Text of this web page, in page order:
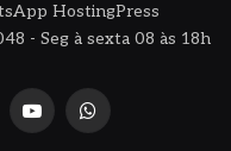
HostingPress
- Seg à sexta 08 às 18h
YouTubeWhatsApp